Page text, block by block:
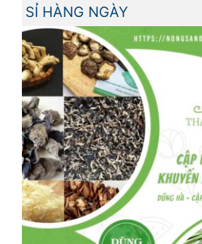
SỈ HÀNG NGÀY